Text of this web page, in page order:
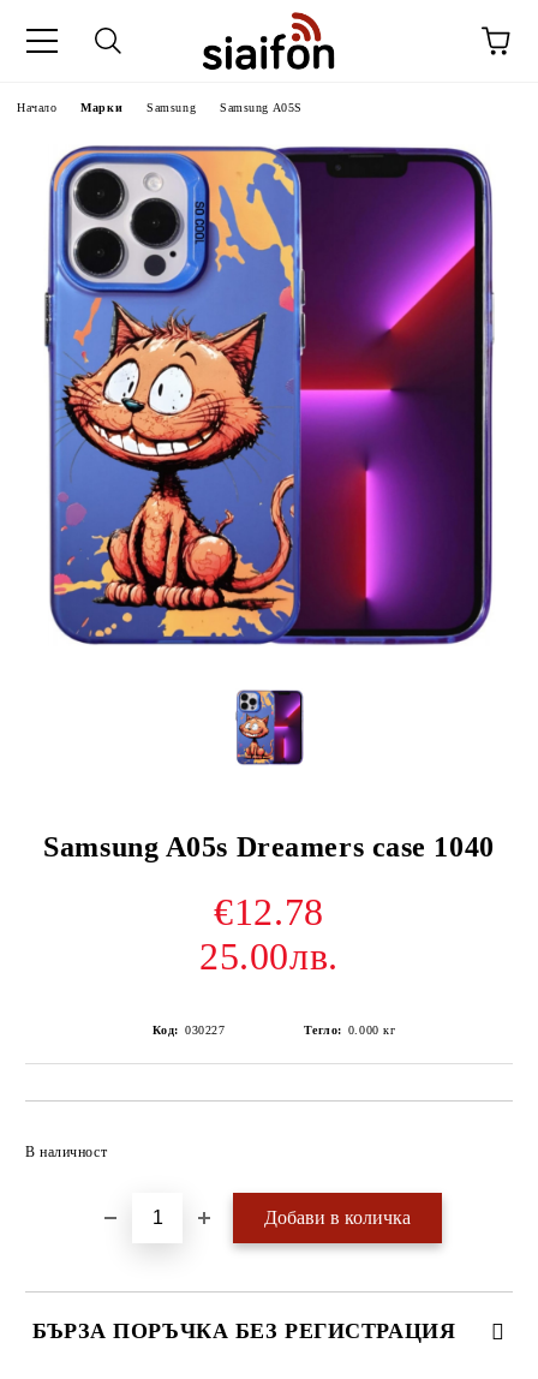
Начало Марки Samsung Samsung A05S
Samsung A05s Dreamers case 1040
€12.78
25.00лв.
Код: 030227 Тегло: 0.000 кг
В наличност
БЪРЗА ПОРЪЧКА БЕЗ РЕГИСТРАЦИЯ